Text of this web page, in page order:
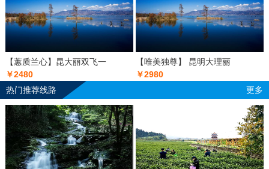
【蕙质兰心】昆大丽双飞一
￥2480
【唯美独尊】 昆明大理丽
￥2980
热门推荐线路
更多